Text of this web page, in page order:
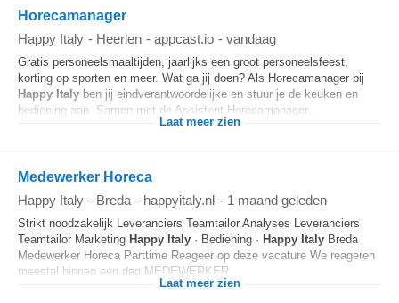
Horecamanager
Happy Italy - Heerlen - appcast.io - vandaag
Gratis personeelsmaaltijden, jaarlijks een groot personeelsfeest,
korting op sporten en meer. Wat ga jij doen? Als Horecamanager bij
Happy Italy ben jij eindverantwoordelijke en stuur je de keuken en
bediening aan. Samen met de Assistent Horecamanager...
Laat meer zien
Medewerker Horeca
Happy Italy - Breda - happyitaly.nl - 1 maand geleden
Strikt noodzakelijk Leveranciers Teamtailor Analyses Leveranciers
Teamtailor Marketing Happy Italy · Bediening · Happy Italy Breda
Medewerker Horeca Parttime Reageer op deze vacature We reageren
meestal binnen een dag MEDEWERKER...
Laat meer zien